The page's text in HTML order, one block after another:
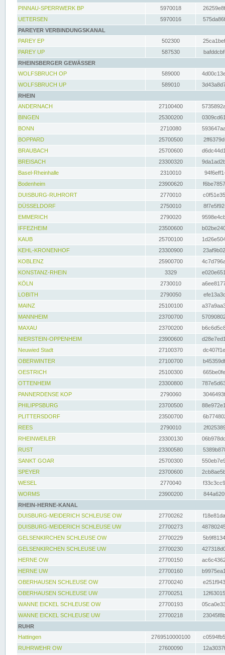
PINNAU-SPERRWERK BP
5970018
UETERSEN
5970016
PAREYER VERBINDUNGSKANAL
PAREY EP
502300
PAREY UP
587530
RHEINSBERGER GEWÄSSER
WOLFSBRUCH OP
589000
WOLFSBRUCH UP
589010
RHEIN
ANDERNACH
27100400
BINGEN
25300200
BONN
2710080
BOPPARD
25700500
BRAUBACH
25700600
BREISACH
23300320
Basel-Rheinhalle
2310010
Bodenheim
23900620
DUISBURG-RUHRORT
2770010
DÜSSELDORF
2750010
EMMERICH
2790020
IFFEZHEIM
23500600
KAUB
25700100
KEHL-KRONENHOF
23300900
KOBLENZ
25900700
KONSTANZ-RHEIN
3329
KÖLN
2730010
LOBITH
2790050
MAINZ
25100100
MANNHEIM
23700700
MAXAU
23700200
NIERSTEIN-OPPENHEIM
23900600
Neuwied Stadt
27100370
OBERWINTER
27100700
OESTRICH
25100300
OTTENHEIM
23300800
PANNERDENSE KOP
2790060
PHILIPPSBURG
23700500
PLITTERSDORF
23500700
REES
2790010
RHEINWEILER
23300130
RUST
23300580
SANKT GOAR
25700300
SPEYER
23700600
WESEL
2770040
WORMS
23900200
RHEIN-HERNE-KANAL
DUISBURG-MEIDERICH SCHLEUSE OW
27700262
DUISBURG-MEIDERICH SCHLEUSE UW
27700273
GELSENKIRCHEN SCHLEUSE OW
27700229
GELSENKIRCHEN SCHLEUSE UW
27700230
HERNE OW
27700150
HERNE UW
27700160
OBERHAUSEN SCHLEUSE OW
27700240
OBERHAUSEN SCHLEUSE UW
27700251
WANNE EICKEL SCHLEUSE OW
27700193
WANNE EICKEL SCHLEUSE UW
27700218
RUHR
Hattingen
2769510000100
RUHRWEHR OW
27600090